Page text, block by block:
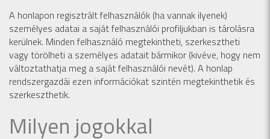
A honlapon regisztrált felhasználók (ha vannak ilyenek)
személyes adatai a saját felhasználói profiljukban is tárolásra
kerülnek. Minden felhasználó megtekintheti, szerkesztheti
vagy törölheti a személyes adatait bármikor (kivéve, hogy nem
változtathatja meg a saját felhasználói nevét). A honlap
rendszergazdái ezen információkat szintén megtekinthetik és
szerkeszthetik.
Milyen jogokkal